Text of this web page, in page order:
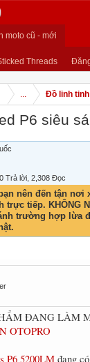
moto cũ - mới
Threads
... Đồ linh
P6 siêu
, 0 Trả lời, 2,308 Đọc
nên đến tận nơi
trực tiếp. KHÔNG
trường hợp lừa
ĐANG LÀM
OTOPRO
P6 5200LM đang